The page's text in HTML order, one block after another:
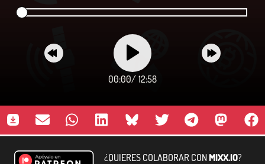
00:00/ 12:58
¿QUIERES COLABORAR CONMIXX.IO?